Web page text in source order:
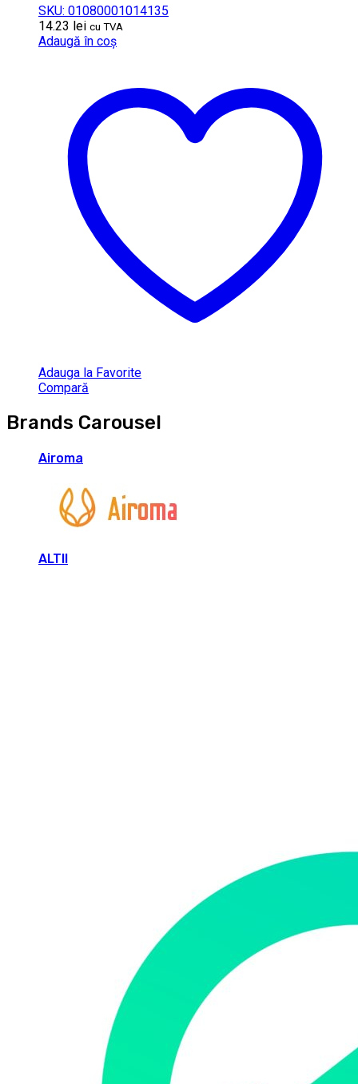
SKU: 01080001014135
14.23 lei cu TVA
Adaugă în coș
Adauga la Favorite
Compară
Brands Carousel
Airoma
ALTII